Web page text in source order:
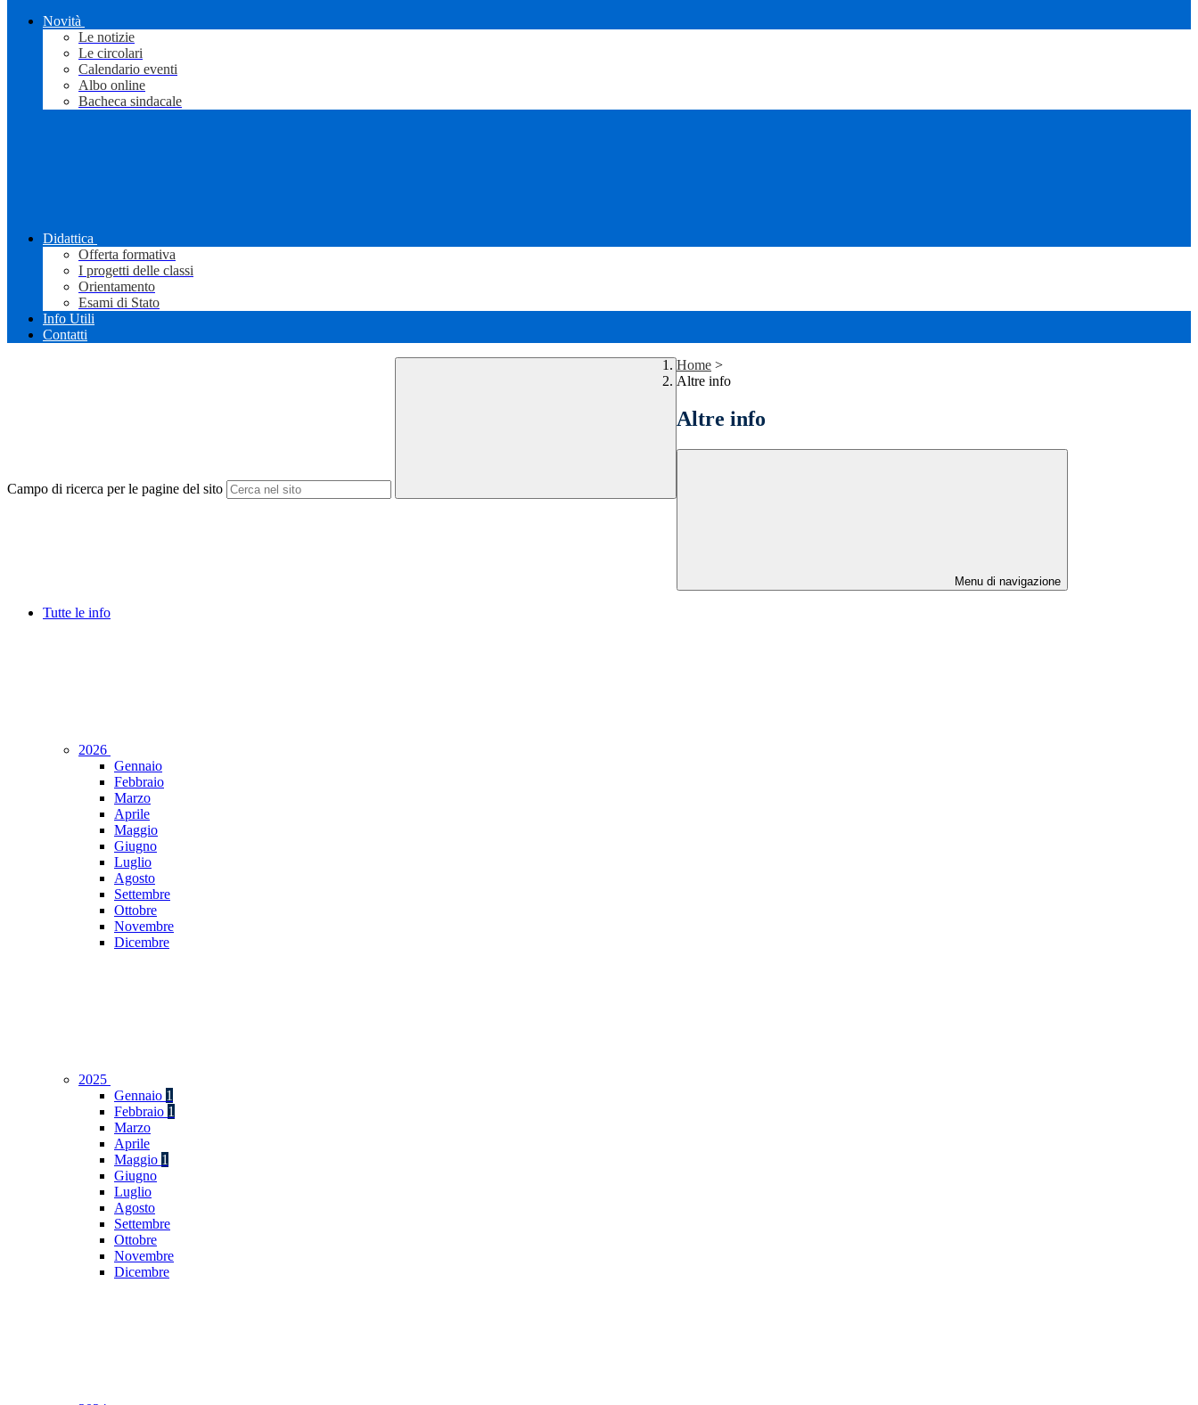
Novità
Le notizie
Le circolari
Calendario eventi
Albo online
Bacheca sindacale
Didattica
Offerta formativa
I progetti delle classi
Orientamento
Esami di Stato
Info Utili
Contatti
Campo di ricerca per le pagine del sito
Home >
Altre info
Altre info
Menu di navigazione
Tutte le info
2026
Gennaio
Febbraio
Marzo
Aprile
Maggio
Giugno
Luglio
Agosto
Settembre
Ottobre
Novembre
Dicembre
2025
Gennaio 1
Febbraio 1
Marzo
Aprile
Maggio 1
Giugno
Luglio
Agosto
Settembre
Ottobre
Novembre
Dicembre